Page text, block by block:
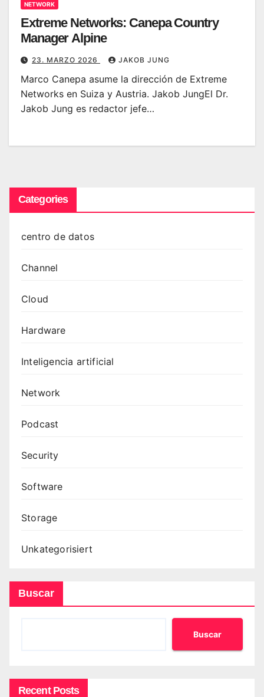
NETWORK
Extreme Networks: Canepa Country
Manager Alpine
23. MARZO 2026 JAKOB JUNG
Marco Canepa asume la dirección de Extreme
Networks en Suiza y Austria. Jakob JungEl Dr.
Jakob Jung es redactor jefe…
Categories
centro de datos
Channel
Cloud
Hardware
Inteligencia artificial
Network
Podcast
Security
Software
Storage
Unkategorisiert
Buscar
Buscar
Recent Posts